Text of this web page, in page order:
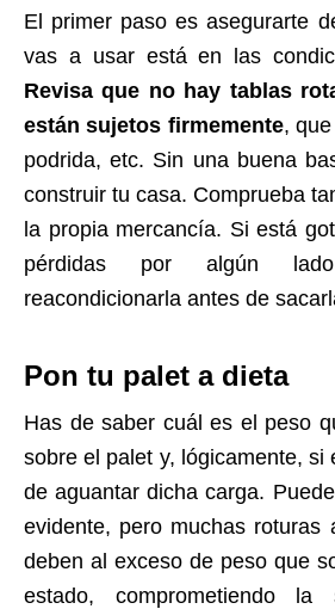
El primer paso es asegurarte
vas a usar está en las
Revisa que no hay tablas
están sujetos firmemente,
podrida, etc. Sin una buena
construir tu casa. Comprueba
la propia mercancía. Si está
pérdidas por algún
reacondicionarla antes de
Pon tu palet a dieta
Has de saber cuál es el peso
sobre el palet y, lógicamente, si
de aguantar dicha carga.
evidente, pero muchas roturas
deben al exceso de peso que
estado, comprometiendo